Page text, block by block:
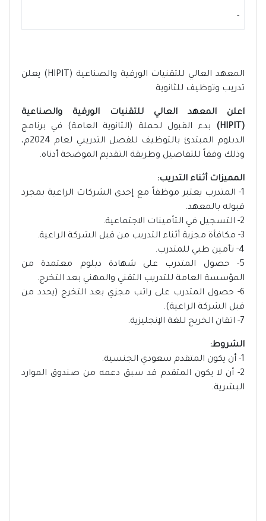
-
المعهد العالي للتقنيات الورقية والصناعية (HIPIT) يعلن
تدريب وتوظيف للثانوية
اعلن المعهد العالي للتقنيات الورقية والصناعية
(HIPIT)
بدء القبول لحملة (الثانوية العامة) في برنامج
الدبلوم المبتدئ بالتوظيف للفصل التدريبي لعام 2024م،
وذلك وفقاً للتفاصيل وطريقة التقديم الموضحة أدناه.
المميزات أثناء التدريب:
1- المتدرب يعتبر موظفاً مع إحدى الشركات الراعية بمجرد
قبوله بالمعهد.
2- التسجيل في التأمينات الاجتماعية.
3- مكافأة مجزية أثناء التدريب من قبل الشركة الراعية.
4- تأمين طبي للمتدرب.
5- حصول المتدرب على شهادة دبلوم معتمدة من
المؤسسة العامة للتدريب التقني والمهني بعد التخرج.
6- حصول المتدرب على راتب مجزي بعد التخرج (يحدد من
قبل الشركة الراعية).
7- اتقان الخريج للغة الإنجليزية.
الشروط:
1- أن يكون المتقدم سعودي الجنسية.
2- أن لا يكون المتقدم قد سبق دعمه من صندوق الموارد
البشرية.